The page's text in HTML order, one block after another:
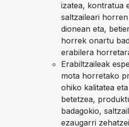
izatea, kontratua
saltzaileari
dionean eta,
horrek onartu
erabilera
Erabiltzaileak
mota horretako
ohiko kalitatea
betetzea,
badagokio,
ezaugarri